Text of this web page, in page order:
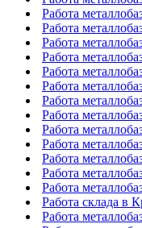
Работа
Работа
Работа
Работа
Работа
Работа
Работа
Работа
Работа
Работа
Работа
Работа
Работа
Работа склада в
Работа